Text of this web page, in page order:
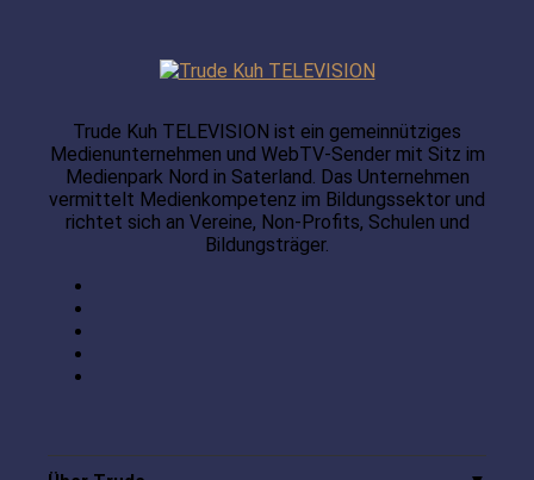
Trude Kuh TELEVISION ist ein gemeinnütziges
Medienunternehmen und WebTV-Sender mit Sitz im
Medienpark Nord in Saterland. Das Unternehmen
vermittelt Medienkompetenz im Bildungssektor und
richtet sich an Vereine, Non-Profits, Schulen und
Bildungsträger.